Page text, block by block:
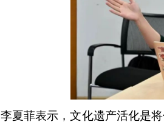
李夏菲表示，文化遗产活化是